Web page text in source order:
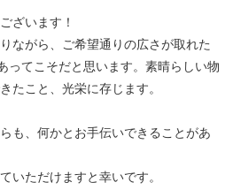
ざいます！
ながら、ご希望通りの広さが取れた
ってこそだと思います。素晴らしい物
たこと、光栄に存じます。
も、何かとお手伝いできることがあ
いただけますと幸いです。